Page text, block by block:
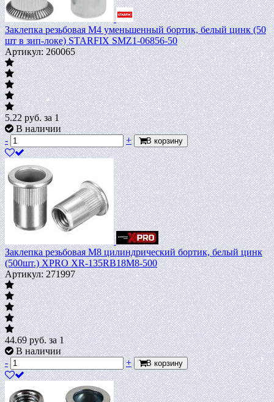
Заклепка резьбовая М4 уменьшенный бортик, белый цинк (50
шт в зип-локе) STARFIX SMZ1-06856-50
Артикул: 260065
5.22руб.за 1
В наличии
-
+ В корзину
Заклепка резьбовая M8 цилиндрический бортик, белый цинк
(500шт.) XPRO XR-135RB18M8-500
Артикул: 271997
44.69руб.за 1
В наличии
-
+ В корзину